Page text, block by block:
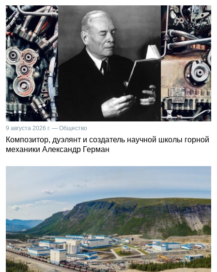
9 августа 2026 г. — Общество
Композитор, дуэлянт и создатель научной школы горной
механики Александр Герман